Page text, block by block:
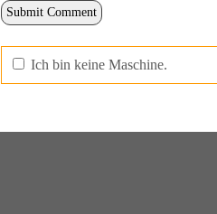
Ich bin keine Maschine.